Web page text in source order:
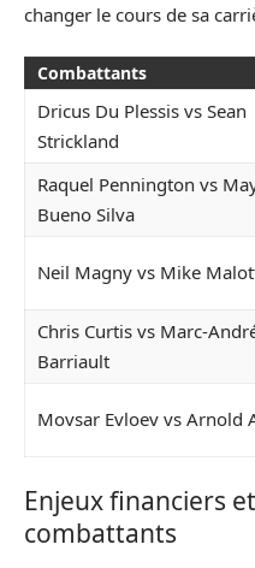
changer le cours de sa
Combattants
Dricus Du Plessis vs Sean
Strickland
Raquel Pennington vs
Bueno Silva
Neil Magny vs Mike
Chris Curtis vs Marc-
Barriault
Movsar Evloev vs Arnold
Enjeux financiers
combattants